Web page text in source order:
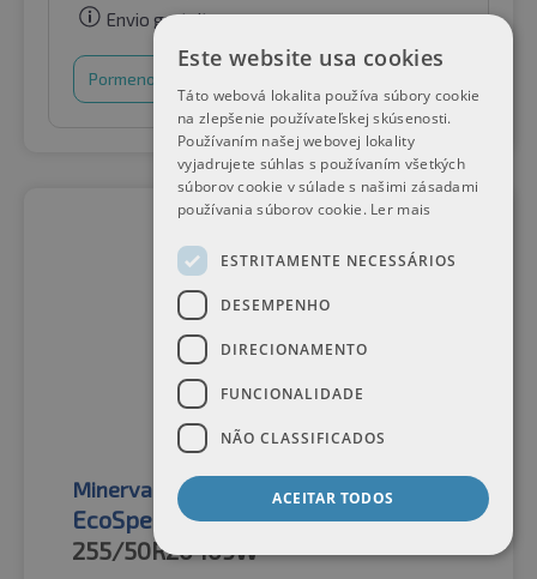
Envio gratuito
Pormenores
Minerva Pneus de verão
EcoSpeed2 SUV XL
255/50R20109W
Este website usa cookies
Táto webová lokalita používa súbory cookie
na zlepšenie používateľskej skúsenosti.
Používaním našej webovej lokality
vyjadrujete súhlas s používaním všetkých
súborov cookie v súlade s našimi zásadami
používania súborov cookie. Ler mais
ESTRITAMENTE NECESSÁRIOS
DESEMPENHO
DIRECIONAMENTO
FUNCIONALIDADE
NÃO CLASSIFICADOS
ACEITAR TODOS